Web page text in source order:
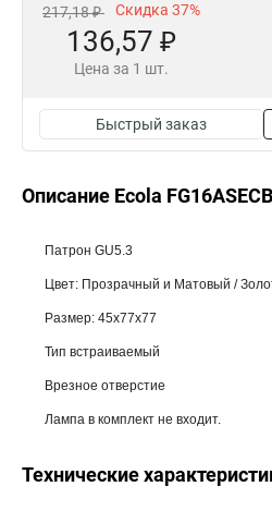
217,18 ₽ Скидка 37%
136,57 ₽
Цена за 1 шт.
Быстрый заказ
Описание Ecola FG16ASECB
Патрон GU5.3
Цвет: Прозрачный и Матовый /
Размер: 45x77x77
Тип встраиваемый
Врезное отверстие
Лампа в комплект не входит.
Технические